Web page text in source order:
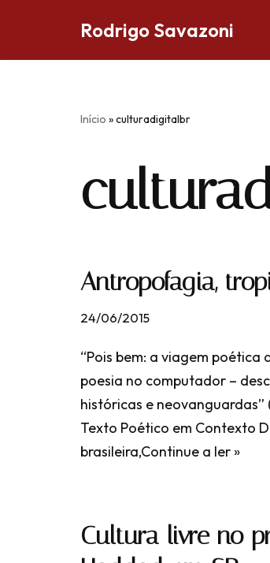
Rodrigo Savazoni
Início »culturadigitalbr
Antropofagia,
24/06/2015
“Pois bem: a viagem
poesia no computador –
históricas e neovanguardas”
Texto Poético em Contexto
brasileira,Continue a ler »
Cultura livre no